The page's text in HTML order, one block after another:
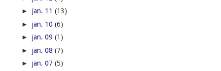
► jan. 11 (13)
► jan. 10 (6)
► jan. 09 (1)
► jan. 08 (7)
► jan. 07 (5)